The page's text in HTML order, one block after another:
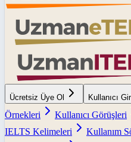
Ücretsiz Üye Ol Kullanıcı
Örnekleri
Kullanıcı Görüşleri
IELTS Kelimeleri
Kullanım